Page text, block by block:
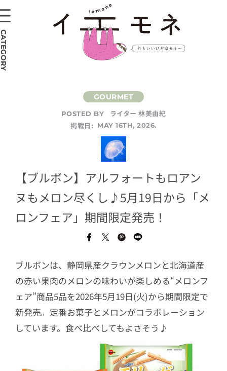
POSTED BY
ライター 林美由紀
掲載日:
MAY 16TH, 2026.
【ブルボン】アルフォートもロアン
ヌもメロン尽くし♪5月19日から「メ
ロンフェア」期間限定発売！
ブルボンは、静岡県産クラウンメロンと北海道産
の赤い果肉のメロンの味わいが楽しめる“メロンフ
ェア”商品5品を2026年5月19日(火)から期間限定で
新発売。定番お菓子とメロンがコラボレーション
しています。食べ比べしてもよさそう♪